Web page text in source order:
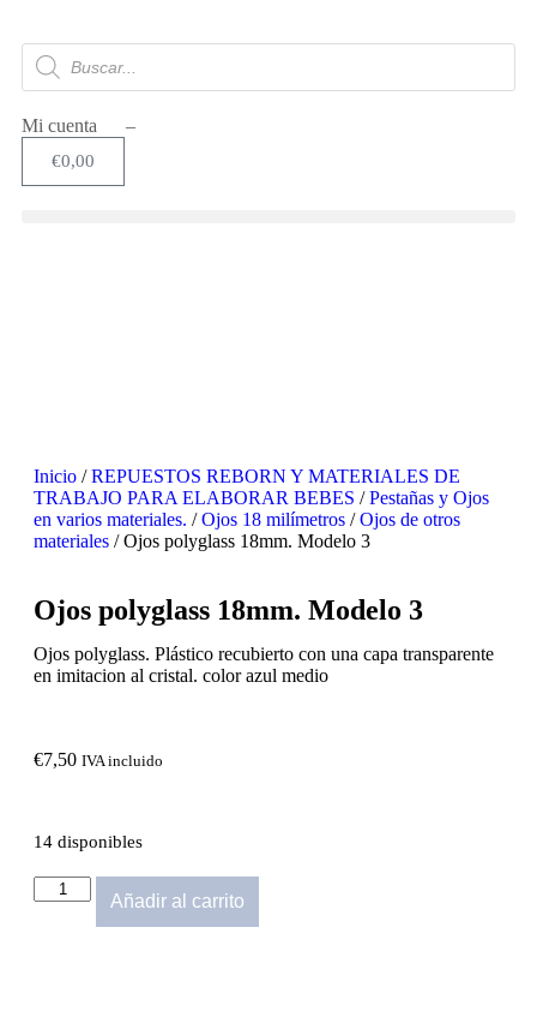
Mi cuenta –
€0,00
Inicio /REPUESTOS REBORN Y MATERIALES DE
TRABAJO PARA ELABORAR BEBES /Pestañas y Ojos
en varios materiales. /Ojos 18 milímetros /Ojos de otros
materiales / Ojos polyglass 18mm. Modelo 3
Ojos polyglass 18mm. Modelo 3
Ojos polyglass. Plástico recubierto con una capa transparente
en imitacion al cristal. color azul medio
€7,50 IVA incluido
14 disponibles
Añadir al carrito